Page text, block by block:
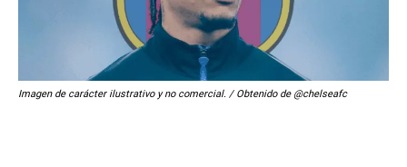
Imagen de carácter ilustrativo y no comercial. / Obtenido de @chelseafc